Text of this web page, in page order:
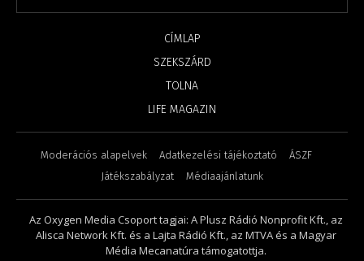
CÍMLAP
SZEKSZÁRD
TOLNA
LIFE MAGAZIN
Moderációs alapelvek Adatkezelési tájékoztató
ÁSZF
Játékszabályzat
Médiaajánlatunk
Az Oxygen Media Csoport tagjai: A Plusz Rádió Nonprofit Kft., az
Alisca Network Kft. és a Lajta Rádió Kft., az MTVA és a Magyar
Média Mecanatúra támogatottja.